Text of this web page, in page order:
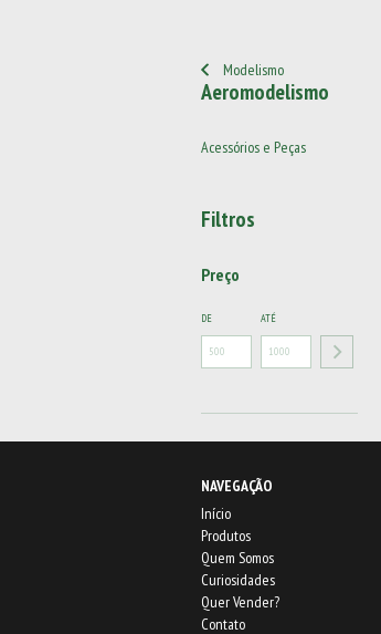
Modelismo
Aeromodelismo
Acessórios e Peças
Filtros
Preço
DE ATÉ
NAVEGAÇÃO
Início
Produtos
Quem Somos
Curiosidades
Quer Vender?
Contato